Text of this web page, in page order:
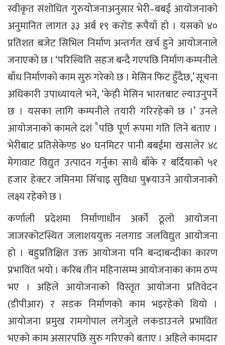
स्वीकृत संशोधित गुरुयोजनाअनुसार भेरी–बबई आयोजनाको
अनुमानित लागत ३३ अर्ब १९ करोड रूपैयाँ हो । यसको ४०
प्रतिशत बजेट सिभिल निर्माण अन्तर्गत खर्च हुने आयोजनाले
जनाएको छ । ‘परिस्थिति सहज बन्दै गएपछि निर्माण कम्पनीले
बाँध निर्माणको काम सुरु गरेको छ । मेसिन फिट हुँदैछ,’ सूचना
अधिकारी उपाध्यायले भने, ‘केही मेसिन भारतबाट ल्याउनुपर्ने
छ । यसका लागि कम्पनीले तयारी गरिरहेको छ ।’ उनले
आयोजनाको कामले दशंैपछि पूर्ण रूपमा गति लिने बताए ।
भेरीबाट प्रतिसेकेण्ड ४० घनमिटर पानी बबईमा खसालेर ४८
मेगावाट विद्युत उत्पादन गर्नुका साथै बाँके र बर्दियाको ५१
हजार हेक्टर जमिनमा सिँचाइ सुविधा पु¥याउने आयोजनाको
लक्ष्य रहेको छ ।
कर्णाली प्रदेशमा निर्माणाधीन अर्को ठूलो आयोजना
जाजरकोटस्थित जलाशययुक्त नलगाड जलविद्युत आयोजना
हो । बहुप्रतिक्षित उक्त आयोजना पनि बन्दाबन्दीका कारण
प्रभावित भयो । करिब तीन महिनासम्म आयोजनाका काम ठप्प
भए । अहिले आयोजनाको विस्तृत आयोजना प्रतिवेदन
(डीपीआर) र सडक निर्माणको काम भइरहेको थियो ।
आयोजना प्रमुख रामगोपाल लगेजुले लकडाउनले प्रभावित
भएको काम असारपछि सुरु गरिएको बताए । अहिले कामदार